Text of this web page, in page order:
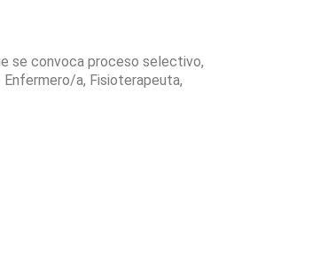
se convoca proceso selectivo,
a, Fisioterapeuta,